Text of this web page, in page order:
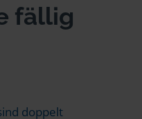
fällig
doppelt